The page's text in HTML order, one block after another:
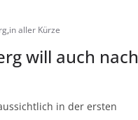
,in aller Kürze
will auch nach
in der ersten